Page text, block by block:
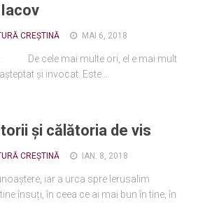
tăișuri
CREȘTINĂ MAI 6, 2018
De cele mai multe ori, el e mai mult
și invocat. Este...
și călătoria de vis
CREȘTINĂ IAN. 8, 2018
iar a urca spre Ierusalim
însuți, în ceea ce ai mai bun în tine, în